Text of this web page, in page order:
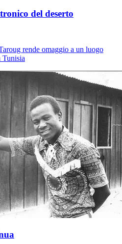
del deserto
rende omaggio a un luogo
Tunisia